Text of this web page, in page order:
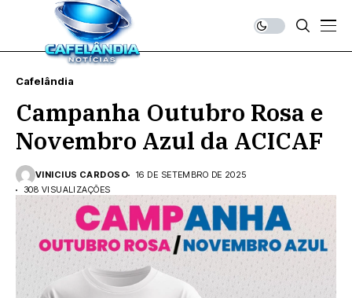
Cafelândia
Campanha Outubro Rosa e
Novembro Azul da ACICAF
VINICIUS CARDOSO
16 DE SETEMBRO DE 2025
308 VISUALIZAÇÕES